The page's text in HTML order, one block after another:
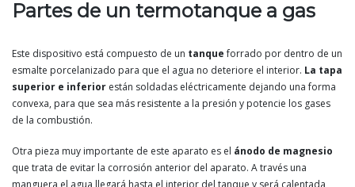
Partes de un termotanque a gas
Este dispositivo está compuesto de un tanqueforrado por dentro de un
esmalte porcelanizado para que el agua no deteriore el interior. La tapa
superior e inferior están soldadas eléctricamente dejando una forma
convexa, para que sea más resistente a la presión y potencie los gases
de la combustión.
Otra pieza muy importante de este aparato es el ánodo de magnesio
que trata de evitar la corrosión anterior del aparato. A través una
manguera el agua llegará hasta el interior del tanque y será calentada